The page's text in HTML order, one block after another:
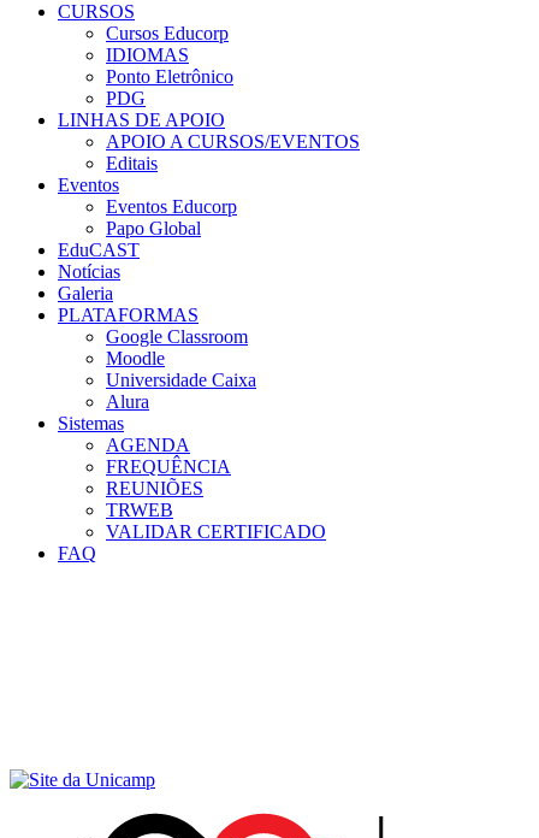
CURSOS
Cursos Educorp
IDIOMAS
Ponto Eletrônico
PDG
LINHAS DE APOIO
APOIO A CURSOS/EVENTOS
Editais
Eventos
Eventos Educorp
Papo Global
EduCAST
Notícias
Galeria
PLATAFORMAS
Google Classroom
Moodle
Universidade Caixa
Alura
Sistemas
AGENDA
FREQUÊNCIA
REUNIÕES
TRWEB
VALIDAR CERTIFICADO
FAQ